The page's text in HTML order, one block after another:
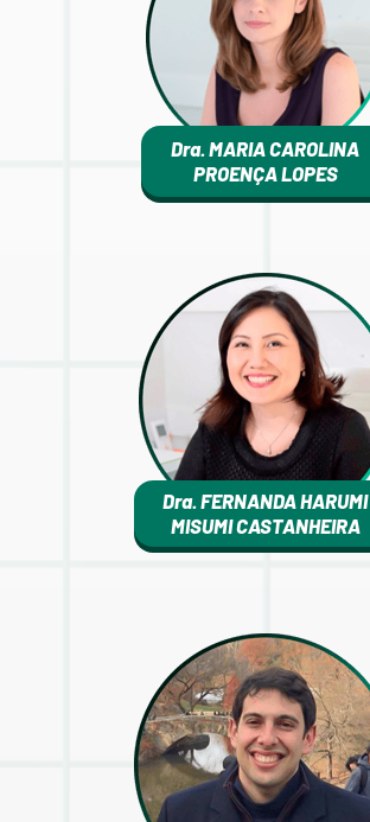
Dra. MARIA CAROLINA
PROENÇA LOPES
Dra. FERNANDA HARUMI
MISUMI CASTANHEIRA